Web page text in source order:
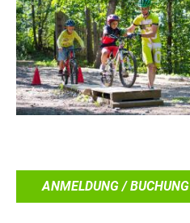
ANMELDUNG / BUCHUNG